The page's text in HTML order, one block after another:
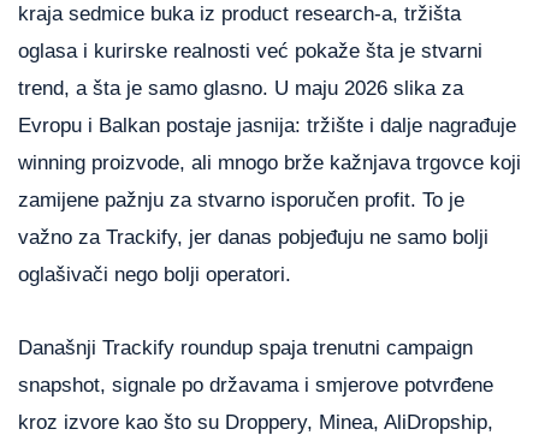
kraja sedmice buka iz product research-a, tržišta
oglasa i kurirske realnosti već pokaže šta je stvarni
trend, a šta je samo glasno. U maju 2026 slika za
Evropu i Balkan postaje jasnija: tržište i dalje nagrađuje
winning proizvode, ali mnogo brže kažnjava trgovce koji
zamijene pažnju za stvarno isporučen profit. To je
važno za Trackify, jer danas pobjeđuju ne samo bolji
oglašivači nego bolji operatori.
Današnji Trackify roundup spaja trenutni campaign
snapshot, signale po državama i smjerove potvrđene
kroz izvore kao što su Droppery, Minea, AliDropship,